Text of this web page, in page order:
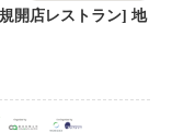
開店レストラン] 地